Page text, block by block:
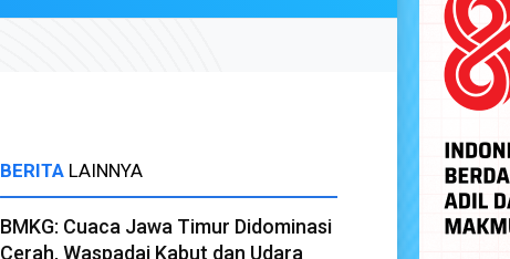
BERITA LAINNYA
BMKG: Cuaca Jawa Timur Didominasi
Cerah, Waspadai Kabut dan Udara